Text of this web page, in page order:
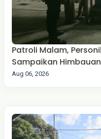
Patroli Malam,
Sampaikan
Aug 06, 2026